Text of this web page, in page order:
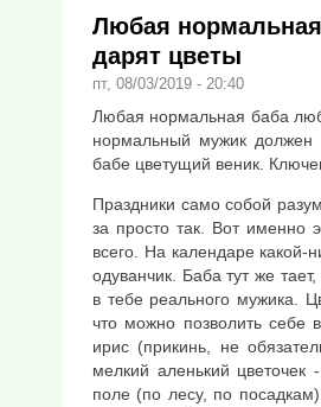
Любая
дарят цветы
пт, 08/03/2019 - 20:40
Любая нормальная баба
нормальный мужик должен
бабе цветущий веник.
Праздники само собой
за просто так. Вот именно
всего. На календаре какой-
одуванчик. Баба тут же
в тебе реального мужика.
что можно позволить себе
ирис (прикинь, не
мелкий аленький
поле (по лесу, по